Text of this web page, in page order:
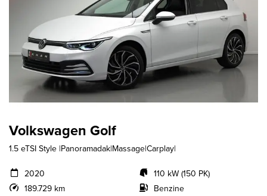
Volkswagen Golf
1.5 eTSI Style |Panoramadak|Massage|Carplay|
2020
189.729 km
110 kW (150 PK)
Benzine